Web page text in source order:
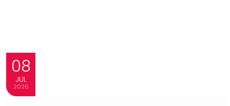
08
JUL
2026